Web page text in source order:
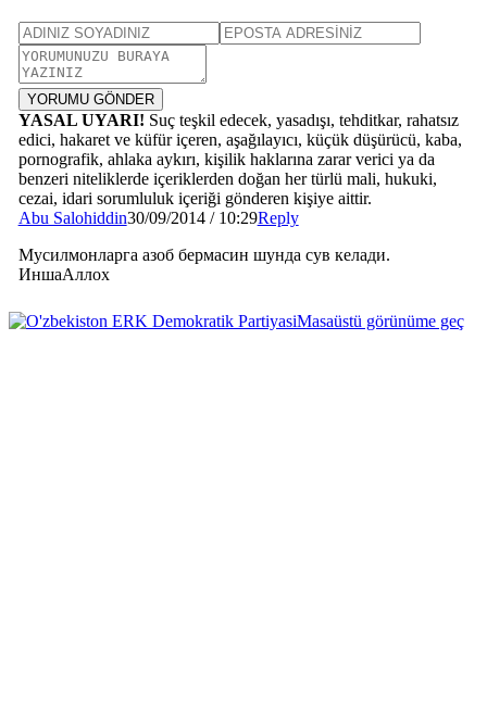
YORUMU GÖNDER
YASAL UYARI! Suç teşkil edecek, yasadışı, tehditkar, rahatsız
edici, hakaret ve küfür içeren, aşağılayıcı, küçük düşürücü, kaba,
pornografik, ahlaka aykırı, kişilik haklarına zarar verici ya da
benzeri niteliklerde içeriklerden doğan her türlü mali, hukuki,
cezai, idari sorumluluk içeriği gönderen kişiye aittir.
Abu Salohiddin30/09/2014 / 10:29Reply
Мусилмонларга азоб бермасин шунда сув келади.
ИншаАллох
Masaüstü görünüme geç